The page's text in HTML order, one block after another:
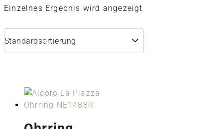
Einzelnes Ergebnis wird angezeigt